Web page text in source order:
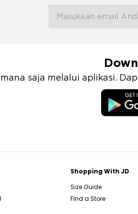
saja melalui aplikasi.
Shopping With JD
Size Guide
Find a Store